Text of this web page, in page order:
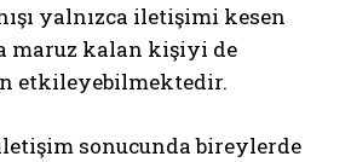
yalnızca iletişimi kesen
maruz kalan kişiyi de
etkileyebilmektedir.
sonucunda bireylerde